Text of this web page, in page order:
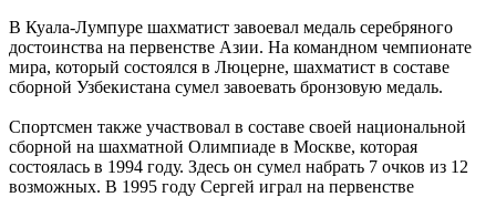
В Куала-Лумпуре шахматист завоевал медаль серебряного
достоинства на первенстве Азии. На командном чемпионате
мира, который состоялся в Люцерне, шахматист в составе
сборной Узбекистана сумел завоевать бронзовую медаль.
Спортсмен также участвовал в составе своей национальной
сборной на шахматной Олимпиаде в Москве, которая
состоялась в 1994 году. Здесь он сумел набрать 7 очков из 12
возможных. В 1995 году Сергей играл на первенстве